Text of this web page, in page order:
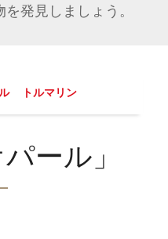
発見しましょう。
トルマリン
ール」